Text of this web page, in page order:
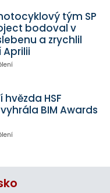
tým SP
bodoval v
a zrychlil
HSF
BIM Awards